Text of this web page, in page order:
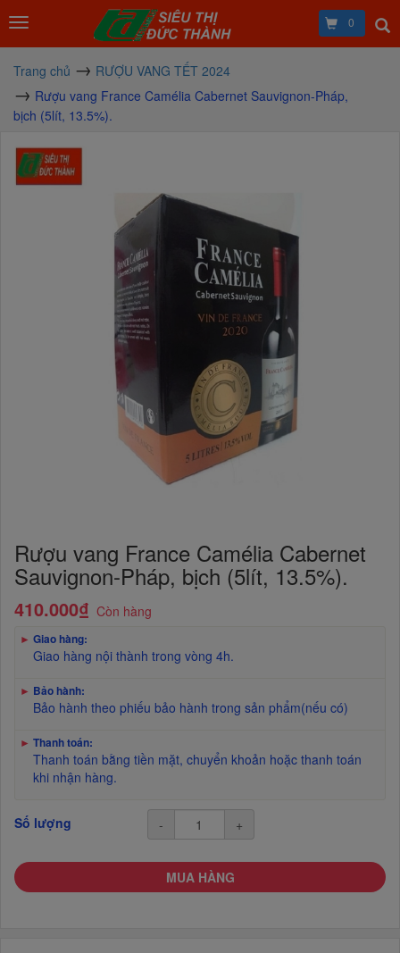
0
Trang chủ
RƯỢU VANG TẾT 2024
Rượu vang France Camélia Cabernet Sauvignon-Pháp,
bịch (5lít, 13.5%).
Rượu vang France Camélia Cabernet
Sauvignon-Pháp, bịch (5lít, 13.5%).
410.000₫ Còn hàng
► Giao hàng:
Giao hàng nội thành trong vòng 4h.
► Bảo hành:
Bảo hành theo phiếu bảo hành trong sản phẩm(nếu có)
► Thanh toán:
Thanh toán bằng tiền mặt, chuyển khoản hoặc thanh toán
khi nhận hàng.
Số lượng - +
MUA HÀNG